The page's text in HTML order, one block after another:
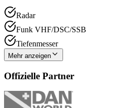
Radar
Funk VHF/DSC/SSB
Tiefenmesser
Mehr anzeigen
Offizielle Partner